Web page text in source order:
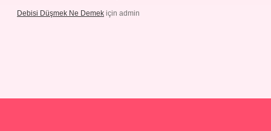
Debisi Düşmek Ne Demek için admin